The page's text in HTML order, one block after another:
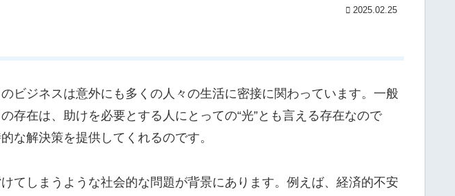
2025.02.25
ビジネスは意外にも多くの人々の生活に密接に関わっています。一般
在は、助けを必要とする人にとっての“光”とも言える存在なので
な解決策を提供してくれるのです。
てしまうような社会的な問題が背景にあります。例えば、経済的不安